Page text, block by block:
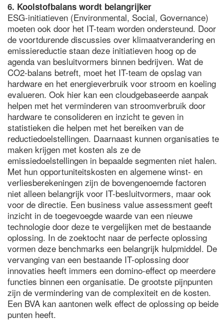
6. Koolstofbalans wordt belangrijker
ESG-initiatieven (Environmental, Social, Governance)
moeten ook door het IT-team worden ondersteund. Door
de voortdurende discussies over klimaatverandering en
emissiereductie staan deze initiatieven hoog op de
agenda van besluitvormers binnen bedrijven. Wat de
CO2-balans betreft, moet het IT-team de opslag van
hardware en het energieverbruik voor stroom en koeling
evalueren. Ook hier kan een cloudgebaseerde aanpak
helpen met het verminderen van stroomverbruik door
hardware te consolideren en inzicht te geven in
statistieken die helpen met het bereiken van de
reductiedoelstellingen. Daarnaast kunnen organisaties te
maken krijgen met kosten als ze de
emissiedoelstellingen in bepaalde segmenten niet halen.
Met hun opportuniteitskosten en algemene winst- en
verliesberekeningen zijn de bovengenoemde factoren
niet alleen belangrijk voor IT-besluitvormers, maar ook
voor de directie. Een business value assessment geeft
inzicht in de toegevoegde waarde van een nieuwe
technologie door deze te vergelijken met de bestaande
oplossing. In de zoektocht naar de perfecte oplossing
vormen deze benchmarks een belangrijk hulpmiddel. De
vervanging van een bestaande IT-oplossing door
innovaties heeft immers een domino-effect op meerdere
functies binnen een organisatie. De grootste pijnpunten
zijn de vermindering van de complexiteit en de kosten.
Een BVA kan aantonen welk effect de oplossing op beide
punten heeft.